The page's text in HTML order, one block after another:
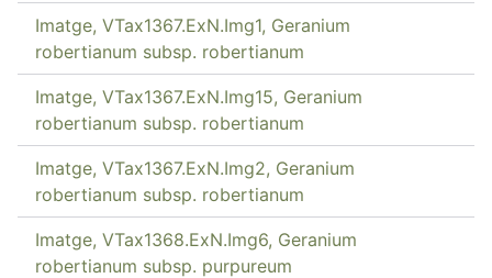
Imatge, VTax1367.ExN.Img1, Geranium
robertianum subsp. robertianum
Imatge, VTax1367.ExN.Img15, Geranium
robertianum subsp. robertianum
Imatge, VTax1367.ExN.Img2, Geranium
robertianum subsp. robertianum
Imatge, VTax1368.ExN.Img6, Geranium
robertianum subsp. purpureum